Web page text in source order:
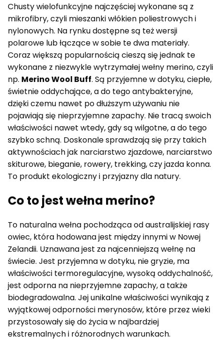
Chusty wielofunkcyjne najczęściej wykonane są z
mikrofibry, czyli mieszanki włókien poliestrowych i
nylonowych. Na rynku dostępne są też wersji
polarowe lub łączące w sobie te dwa materiały.
Coraz większą popularnością cieszą się jednak te
wykonane z niezwykle wytrzymałej wełny merino, czyli
np. Merino Wool Buff. Są przyjemne w dotyku, ciepłe,
świetnie oddychające, a do tego antybakteryjne,
dzięki czemu nawet po dłuższym używaniu nie
pojawiają się nieprzyjemne zapachy. Nie tracą swoich
właściwości nawet wtedy, gdy są wilgotne, a do tego
szybko schną. Doskonale sprawdzają się przy takich
aktywnościach jak narciarstwo zjazdowe, narciarstwo
skiturowe, bieganie, rowery, trekking, czy jazda konna.
To produkt ekologiczny i przyjazny dla natury.
Co to jest wełna merino?
To naturalna wełna pochodząca od australijskiej rasy
owiec, która hodowana jest między innymi w Nowej
Zelandii. Uznawana jest za najcenniejszą wełnę na
świecie. Jest przyjemna w dotyku, nie gryzie, ma
właściwości termoregulacyjne, wysoką oddychalność,
jest odporna na nieprzyjemne zapachy, a także
biodegradowalna. Jej unikalne właściwości wynikają z
wyjątkowej odporności merynosów, które przez wieki
przystosowały się do życia w najbardziej
ekstremalnych i różnorodnych warunkach.